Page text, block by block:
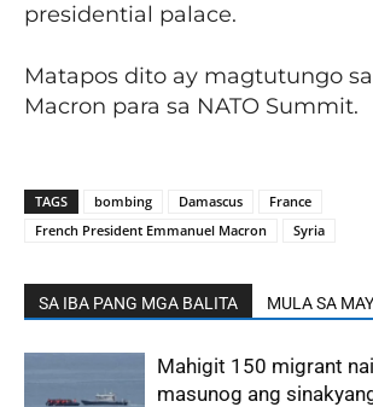
presidential palace.
Matapos dito ay magtutungo
Macron para sa NATO Summit.
TAGS bombing Damascus
France
French President Emmanuel Macron
Syria
SA IBA PANG MGA BALITA MULA SA
Mahigit 150 migrant
masunog ang